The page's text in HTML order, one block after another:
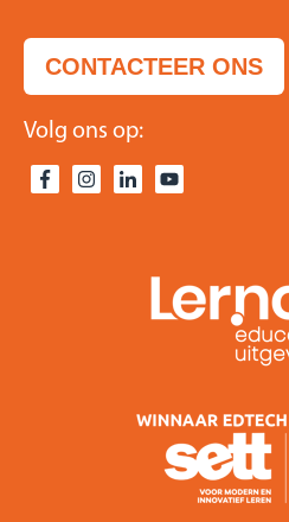
CONTACTEER ONS
Volg ons op: